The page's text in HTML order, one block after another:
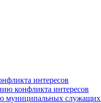
интересов
конфликта интересов